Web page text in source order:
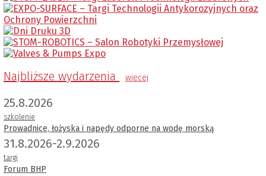
Najbliższe wydarzenia wiecej
25.8.2026
szkolenie
Prowadnice, łożyska i napędy odporne na wodę morską
31.8.2026-2.9.2026
targi
Forum BHP